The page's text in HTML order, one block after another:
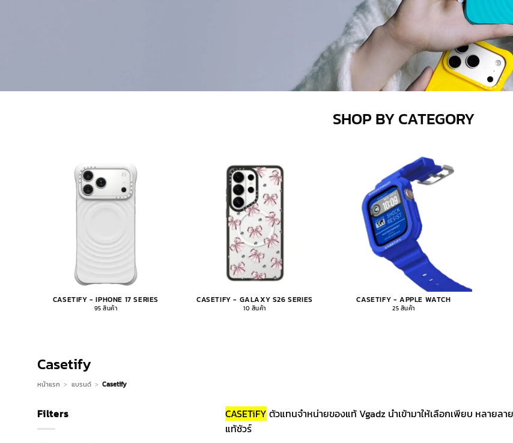
SHOP BY CATEGORY
CASETIFY - IPHONE 17 SERIES
95 สินค้า
CASETIFY - GALAXY S26 SERIES
10 สินค้า
CASETIFY - APPLE WATCH
25 สินค้า
Casetify
หน้าแรก > แบรนด์ > Casetify
Filters
CASETiFY ตัวแทนจำหน่ายของแท้ Vgadz นำเข้ามาให้เลือกเพียบ หลายล
แท้ชัวร์